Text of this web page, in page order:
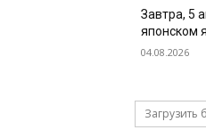
Завтра, 5
японском
04.08.2026
Загрузить